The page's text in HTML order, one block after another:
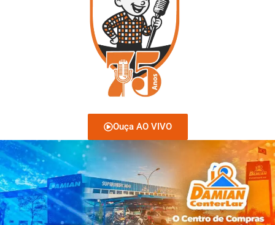
Ouça AO VIVO